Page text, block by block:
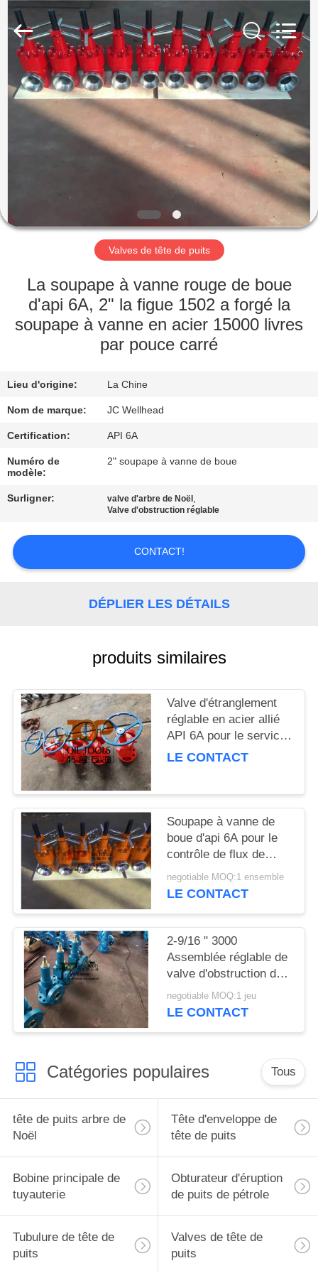
MAISON
PRODUITS
DE
NOUS
VISITE
D'USINE
CONTRÔLE
QUALITÉ
CONTACTEZ-
NOUS
NOUVELLES
CAS
PRIVACY
POLICY
XI‘AN
ZZTOP
OIL
TOOLS
CO.，
Rights
Reserved.
Valves de tête de puits
La soupape à vanne rouge de boue
d'api 6A, 2" la figue 1502 a forgé la
soupape à vanne en acier 15000 livres
par pouce carré
Lieu d'origine: La Chine
Nom de marque: JC Wellhead
Certification: API 6A
Numéro de
modèle:
2" soupape à vanne de boue
Surligner: valve d'arbre de Noël ,
Valve d'obstruction réglable
CONTACT!
DÉPLIER LES DÉTAILS
produits similaires
Valve d'étranglement
réglable en acier allié
API 6A pour le service
de la tête de puits de
LE CONTACT
Soupape à vanne de
boue d'api 6A pour le
contrôle de flux de
boue de forage de puits
de pétrole Z23Y-75-70
negotiable MOQ:1 ensemble
LE CONTACT
2-9/16 " 3000
Assemblée réglable de
valve d'obstruction de
tête de puits de livre
par pouce carré api 6A
negotiable MOQ:1 jeu
LE CONTACT
Catégories populaires Tous
tête de puits arbre de
Noël
Tête d'enveloppe de
tête de puits
Bobine principale de
tuyauterie
Obturateur d'éruption
de puits de pétrole
Tubulure de tête de
puits
Valves de tête de
puits